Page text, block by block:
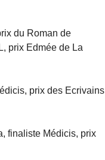
du Roman de
prix Edmée de La
prix des Ecrivains
finaliste Médicis, prix